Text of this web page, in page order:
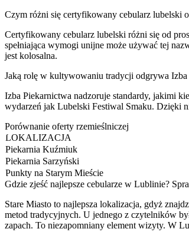
Czym różni się certyfikowany cebularz lubelski
Certyfikowany cebularz lubelski różni się od
spełniająca wymogi unijne może używać tej
jest kolosalna.
Jaką rolę w kultywowaniu tradycji odgrywa Izba
Izba Piekarnictwa nadzoruje standardy, jakimi
wydarzeń jak Lubelski Festiwal Smaku. Dzięki
Porównanie oferty rzemieślniczej
LOKALIZACJA
Piekarnia Kuźmiuk
Piekarnia Sarzyński
Punkty na Starym Mieście
Gdzie zjeść najlepsze cebularze w Lublinie?
Stare Miasto to najlepsza lokalizacja, gdyż
metod tradycyjnych. U jednego z czytelników
zapach. To niezapomniany element wizyty. W